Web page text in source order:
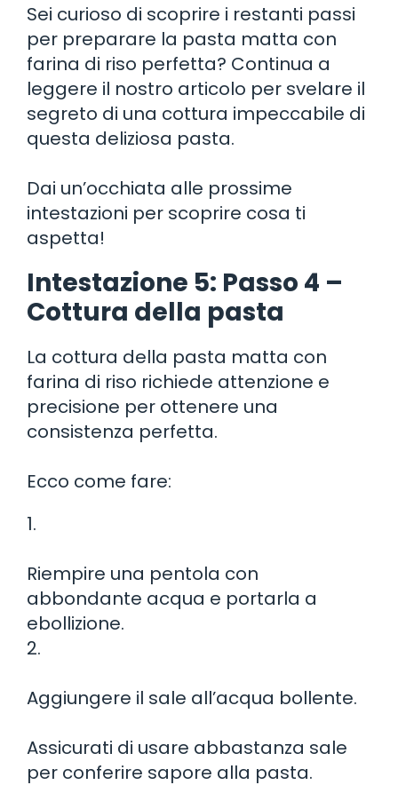
Sei curioso di scoprire i restanti passi
per preparare la pasta matta con
farina di riso perfetta? Continua a
leggere il nostro articolo per svelare il
segreto di una cottura impeccabile di
questa deliziosa pasta.
Dai un’occhiata alle prossime
intestazioni per scoprire cosa ti
aspetta!
Intestazione 5: Passo 4 –
Cottura della pasta
La cottura della pasta matta con
farina di riso richiede attenzione e
precisione per ottenere una
consistenza perfetta.
Ecco come fare:
1.
Riempire una pentola con
abbondante acqua e portarla a
ebollizione.
2.
Aggiungere il sale all’acqua bollente.
Assicurati di usare abbastanza sale
per conferire sapore alla pasta.